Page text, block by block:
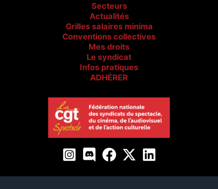
Secteurs
Actualités
Grilles salaires minima
Conventions collectives
Mes droits
Le syndicat
Infos pratiques
ADHÉRER